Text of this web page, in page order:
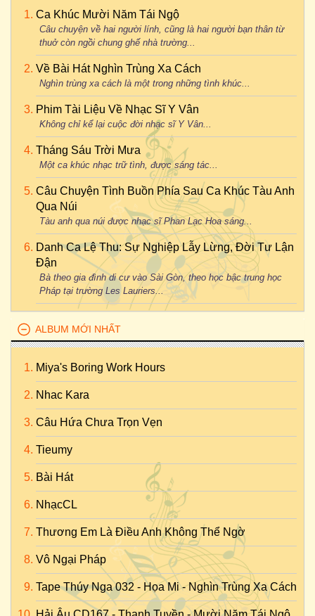
Ca Khúc Mười Năm Tái Ngộ
Câu chuyện về hai người lính, cũng là hai người bạn thân từ
thuở còn ngồi chung ghế nhà trường...
Về Bài Hát Nghìn Trùng Xa Cách
Nghìn trùng xa cách là một trong những tình khúc...
Phim Tài Liệu Về Nhạc Sĩ Y Vân
Không chỉ kể lại cuộc đời nhạc sĩ Y Vân...
Tháng Sáu Trời Mưa
Một ca khúc nhạc trữ tình, được sáng tác...
Câu Chuyện Tình Buồn Phía Sau Ca Khúc Tàu Anh
Qua Núi
Tàu anh qua núi được nhạc sĩ Phan Lạc Hoa sáng...
Danh Ca Lệ Thu: Sự Nghiệp Lẫy Lừng, Đời Tư Lận
Đận
Bà theo gia đình di cư vào Sài Gòn, theo học bậc trung học
Pháp tại trường Les Lauriers...
ALBUM MỚI NHẤT
Miya's Boring Work Hours
Nhac Kara
Câu Hứa Chưa Trọn Vẹn
Tieumy
Bài Hát
NhạcCL
Thương Em Là Điều Anh Không Thể Ngờ
Vô Ngại Pháp
Tape Thúy Nga 032 - Họa Mi - Nghìn Trùng Xa Cách